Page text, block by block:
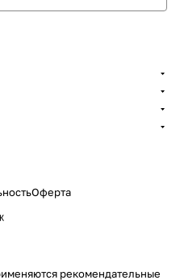
Оферта
рекомендательные